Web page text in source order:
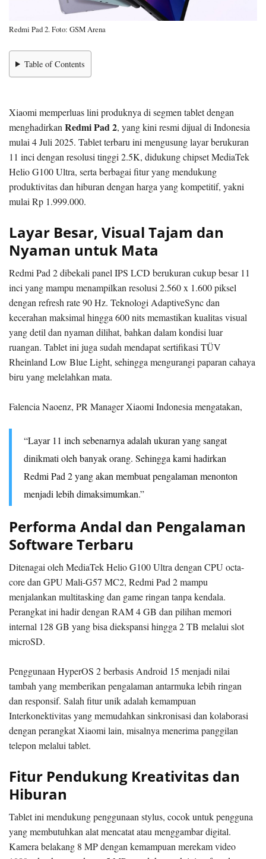
Redmi Pad 2. Foto: GSM Arena
Table of Contents
Xiaomi memperluas lini produknya di segmen tablet dengan
menghadirkanRedmi Pad 2, yang kini resmi dijual di Indonesia
mulai 4 Juli 2025. Tablet terbaru ini mengusung layar berukuran
11 inci dengan resolusi tinggi 2.5K, didukung chipset MediaTek
Helio G100 Ultra, serta berbagai fitur yang mendukung
produktivitas dan hiburan dengan harga yang kompetitif, yakni
mulai Rp 1.999.000.
Layar Besar, Visual Tajam dan
Nyaman untuk Mata
Redmi Pad 2 dibekali panel IPS LCD berukuran cukup besar 11
inci yang mampu menampilkan resolusi 2.560 x 1.600 piksel
dengan refresh rate 90 Hz. Teknologi AdaptiveSync dan
kecerahan maksimal hingga 600 nits memastikan kualitas visual
yang detil dan nyaman dilihat, bahkan dalam kondisi luar
ruangan. Tablet ini juga sudah mendapat sertifikasi TÜV
Rheinland Low Blue Light, sehingga mengurangi paparan cahaya
biru yang melelahkan mata.
Falencia Naoenz, PR Manager Xiaomi Indonesia mengatakan,
“Layar 11 inch sebenarnya adalah ukuran yang sangat
dinikmati oleh banyak orang. Sehingga kami hadirkan
Redmi Pad 2 yang akan membuat pengalaman menonton
menjadi lebih dimaksimumkan.”
Performa Andal dan Pengalaman
Software Terbaru
Ditenagai oleh MediaTek Helio G100 Ultra dengan CPU octa-
core dan GPU Mali-G57 MC2, Redmi Pad 2 mampu
menjalankan multitasking dan game ringan tanpa kendala.
Perangkat ini hadir dengan RAM 4 GB dan pilihan memori
internal 128 GB yang bisa diekspansi hingga 2 TB melalui slot
microSD.
Penggunaan HyperOS 2 berbasis Android 15 menjadi nilai
tambah yang memberikan pengalaman antarmuka lebih ringan
dan responsif. Salah fitur unik adalah kemampuan
Interkonektivitas yang memudahkan sinkronisasi dan kolaborasi
dengan perangkat Xiaomi lain, misalnya menerima panggilan
telepon melalui tablet.
Fitur Pendukung Kreativitas dan
Hiburan
Tablet ini mendukung penggunaan stylus, cocok untuk pengguna
yang membutuhkan alat mencatat atau menggambar digital.
Kamera belakang 8 MP dengan kemampuan merekam video